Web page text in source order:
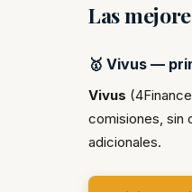
Las
🥇 Vivus —
Vivus
comisiones, sin
adicionales.